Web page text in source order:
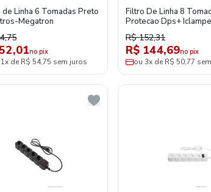
Linha 6 Tomadas Preto
Megatron
no pix
de R$ 54,75 sem juros
Filtro De Linha 8
Protecao Dps+
R$ 152,31
R$ 144,69no pix
ou 3x de R$ 50,77